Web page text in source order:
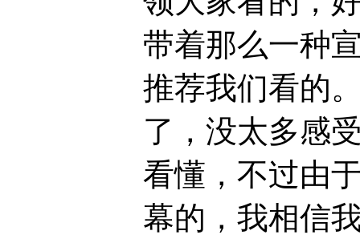
带着那么一种
推荐我们看的
了，没太多感
看懂，不过由
幕的，我相信